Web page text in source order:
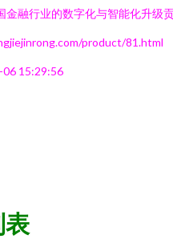
融行业的数字化与智能化升级
product/81.html
15:29:56
表